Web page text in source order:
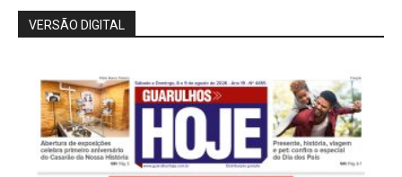
VERSÃO DIGITAL